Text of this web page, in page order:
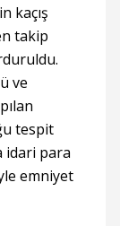
kaçış
takip
ve
tespit
idari para
emniyet